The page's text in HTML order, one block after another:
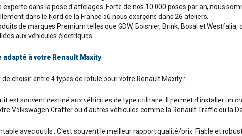
dans la pose d'attelages. Forte de nos 10 000 poses par an, nous
dans le Nord de la France où nous exerçons dans 26 ateliers.
de marques Premium telles que GDW, Boisnier, Brink, Bosal et
aux véhicules électriques.
à votre Renault Maxity
choisir entre 4 types de rotule pour votre Renault Maxity :
est souvent destiné aux véhicules de type utilitaire. Il permet d'installer un
Volkswagen Crafter ou d'autres véhicules comme la Renault Traffic ou la
avec outils : C'est souvent le meilleur rapport qualité/prix. Fiable et